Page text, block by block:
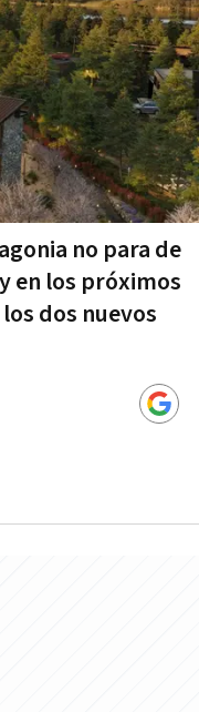
no para de
en los próximos
dos nuevos